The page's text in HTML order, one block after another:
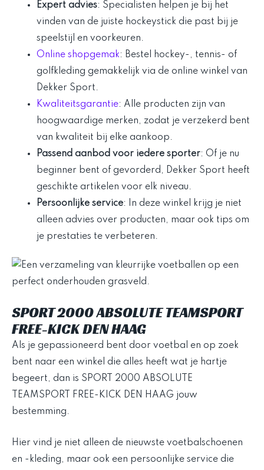
Expert advies: Specialisten helpen je bij het
vinden van de juiste hockeystick die past bij je
speelstijl en voorkeuren.
Online shopgemak: Bestel hockey-, tennis- of
golfkleding gemakkelijk via de online winkel van
Dekker Sport.
Kwaliteitsgarantie: Alle producten zijn van
hoogwaardige merken, zodat je verzekerd bent
van kwaliteit bij elke aankoop.
Passend aanbod voor iedere sporter: Of je nu
beginner bent of gevorderd, Dekker Sport heeft
geschikte artikelen voor elk niveau.
Persoonlijke service: In deze winkel krijg je niet
alleen advies over producten, maar ook tips om
je prestaties te verbeteren.
SPORT 2000 ABSOLUTE TEAMSPORT
FREE-KICK DEN HAAG
Als je gepassioneerd bent door voetbal en op zoek
bent naar een winkel die alles heeft wat je hartje
begeert, dan is SPORT 2000 ABSOLUTE
TEAMSPORT FREE-KICK DEN HAAG jouw
bestemming.
Hier vind je niet alleen de nieuwste voetbalschoenen
en -kleding, maar ook een persoonlijke service die